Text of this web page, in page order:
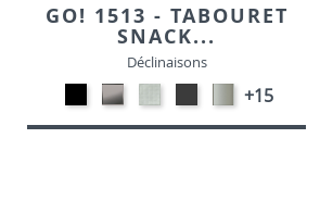
GO! 1513 - TABOURET
SNACK...
Déclinaisons
Métal
noir
opaque
CARBON
LOOK-
SIMILI
ALU-
SIMILI
gris
opaque
Métal
satiné
-
+15